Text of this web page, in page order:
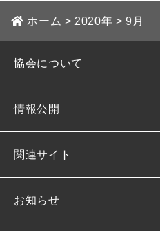
ホーム > 2020年 >9月
協会について
情報公開
関連サイト
お知らせ